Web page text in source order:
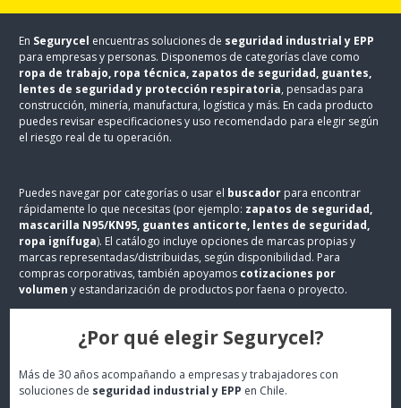
En Segurycel encuentras soluciones de seguridad industrial y EPP
para empresas y personas. Disponemos de categorías clave como
ropa de trabajo, ropa técnica, zapatos de seguridad, guantes,
lentes de seguridad y protección respiratoria, pensadas para
construcción, minería, manufactura, logística y más. En cada producto
puedes revisar especificaciones y uso recomendado para elegir según
el riesgo real de tu operación.
Puedes navegar por categorías o usar el buscador para encontrar
rápidamente lo que necesitas (por ejemplo: zapatos de seguridad,
mascarilla N95/KN95, guantes anticorte, lentes de seguridad,
ropa ignífuga). El catálogo incluye opciones de marcas propias y
marcas representadas/distribuidas, según disponibilidad. Para
compras corporativas, también apoyamos cotizaciones por
volumen y estandarización de productos por faena o proyecto.
¿Por qué elegir Segurycel?
Más de 30 años acompañando a empresas y trabajadores con
soluciones de seguridad industrial y EPP en Chile.